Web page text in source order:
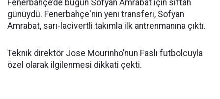
Fenerbahçe’de bugün Sofyan Amrabat için siftah
günüydü. Fenerbahçe'nin yeni transferi, Sofyan
Amrabat, sarı-lacivertli takımla ilk antrenmanına çıktı.
Teknik direktör Jose Mourinho’nun Faslı futbolcuyla
özel olarak ilgilenmesi dikkati çekti.